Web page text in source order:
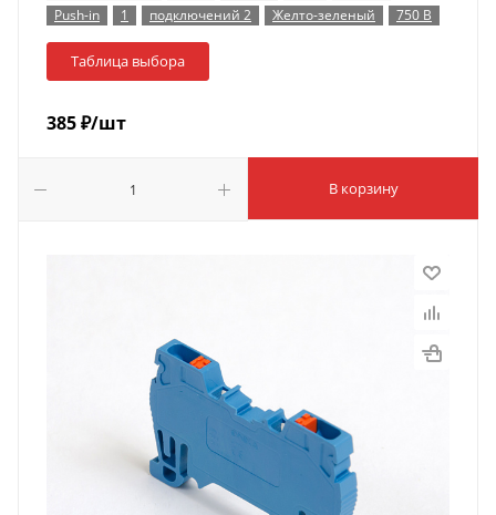
Push-in
1 подключений 2 Желто-зеленый 750 В
Таблица выбора
385₽/шт
В корзину